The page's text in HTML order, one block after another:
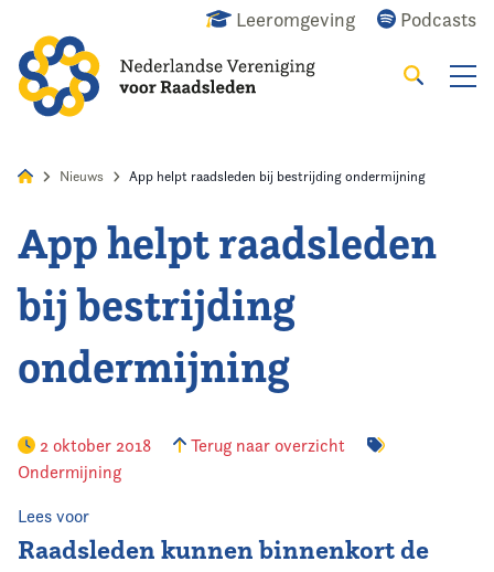
Leeromgeving Podcasts
Zoeken
Home
Agenda
Nieuws
Kennis & Informatie
Vereniging
Nieuws App helpt raadsleden bij bestrijding ondermijning
App helpt raadsleden
bij bestrijding
ondermijning
2 oktober 2018
Terug naar overzicht
Ondermijning
Lees voor
Raadsleden kunnen binnenkort de